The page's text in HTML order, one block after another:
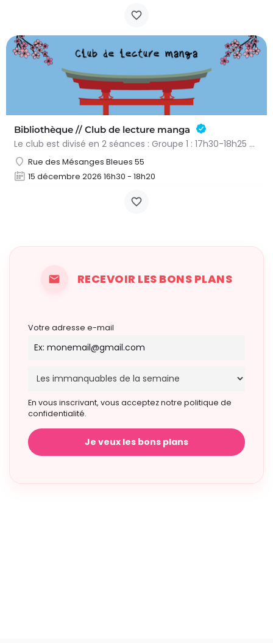
Bibliothèque // Club de lecture manga
Le club est divisé en 2 séances : Groupe 1 : 17h30-18h25 Groupe 2 : 18h25-19h20 Réservation obligatoire par…
Rue des Mésanges Bleues 55
15 décembre 2026 16h30 - 18h20
RECEVOIR LES BONS PLANS
Votre adresse e-mail
En vous inscrivant, vous acceptez notre politique de
confidentialité.